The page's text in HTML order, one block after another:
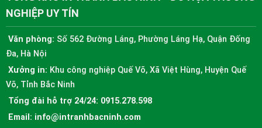
NGHIỆP UY TÍN
Văn phòng: Số 562 Đường Láng, Phường Láng Hạ, Quận Đống
Đa, Hà Nội
Xưởng in: Khu công nghiệp Quế Võ, Xã Việt Hùng, Huyện Quế
Võ, Tỉnh Bắc Ninh
Tổng đài hỗ trợ 24/24: 0915.278.598
Email: info@intranhbacninh.com